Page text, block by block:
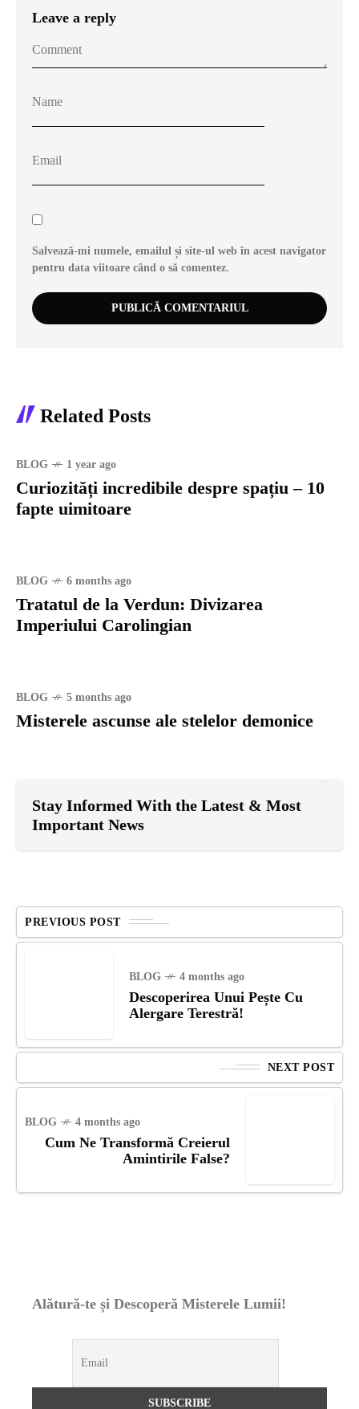
Leave a reply
Salvează-mi numele, emailul și site-ul web în acest navigator
pentru data viitoare când o să comentez.
Related Posts
BLOG 1 year ago
Curiozități incredibile despre spațiu – 10
fapte uimitoare
BLOG 6 months ago
Tratatul de la Verdun: Divizarea
Imperiului Carolingian
BLOG 5 months ago
Misterele ascunse ale stelelor demonice
Stay Informed With the Latest & Most
Important News
PREVIOUS POST
BLOG 4 months ago
Descoperirea Unui Pește Cu
Alergare Terestră!
NEXT POST
BLOG 4 months ago
Cum Ne Transformă Creierul
Amintirile False?
Alătură-te și Descoperă Misterele Lumii!